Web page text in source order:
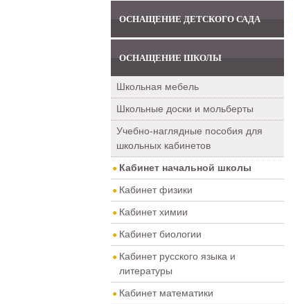
ОСНАЩЕНИЕ ДЕТСКОГО САДА
ОСНАЩЕНИЕ ШКОЛЫ
Школьная мебель
Школьные доски и мольберты
Учебно-наглядные пособия для
школьных кабинетов
Кабинет начальной школы
Кабинет физики
Кабинет химии
Кабинет биологии
Кабинет русского языка и
литературы
Кабинет математики